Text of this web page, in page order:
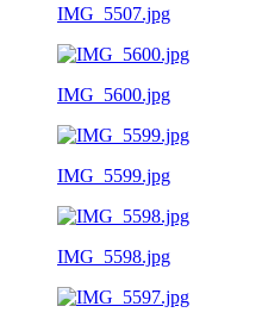
IMG_5507.jpg
IMG_5600.jpg
IMG_5599.jpg
IMG_5598.jpg